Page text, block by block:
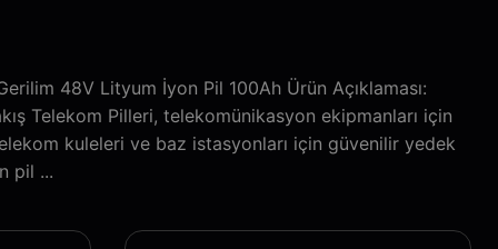
48V Lityum İyon Pil 100Ah Ürün Açıklaması:
Telekom Pilleri, telekomünikasyon ekipmanları için
kuleleri ve baz istasyonları için güvenilir yedek
pil ...